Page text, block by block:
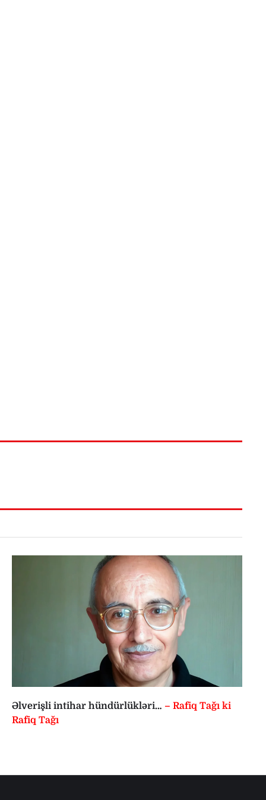
Əlverişli intihar hündürlükləri… – Rafiq Tağı ki
Rafiq Tağı